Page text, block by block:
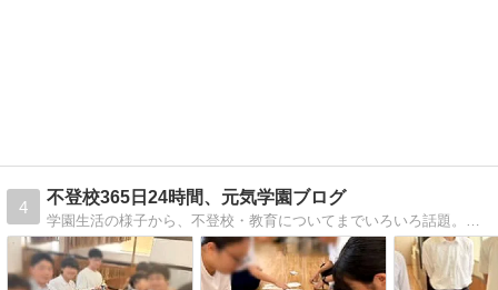
4
不登校365日24時間、元気学園ブログ